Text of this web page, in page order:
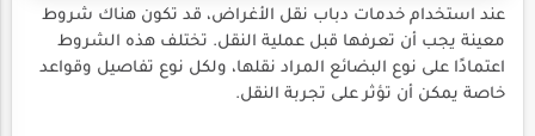
عند استخدام خدمات دباب نقل الأغراض، قد تكون هناك شروط
معينة يجب أن تعرفها قبل عملية النقل. تختلف هذه الشروط
اعتمادًا على نوع البضائع المراد نقلها، ولكل نوع تفاصيل وقواعد
خاصة يمكن أن تؤثر على تجربة النقل.